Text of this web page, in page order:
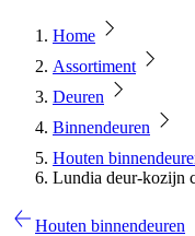
Home
Assortiment
Deuren
Binnendeuren
Houten
Lundia deur-kozijn
Houten binnendeuren